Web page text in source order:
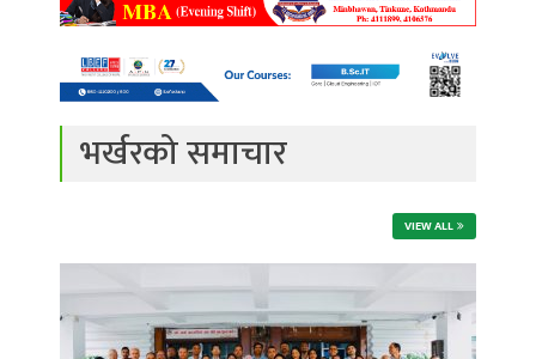
भर्खरको समाचार
VIEW ALL